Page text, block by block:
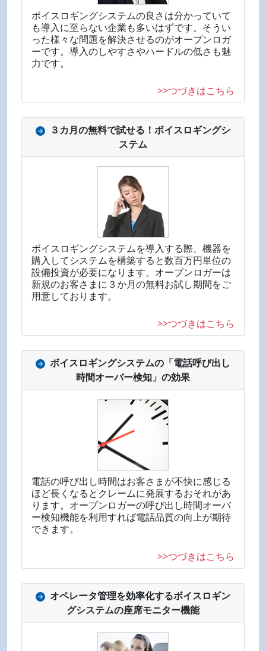
ボイスロギングシステムの良さは分かっていて
も導入に至らない企業も多いはずです。そうい
った様々な問題を解決させるのがオープンロガ
ーです。導入のしやすさやハードルの低さも魅
力です。
>>つづきはこちら
３カ月の無料で試せる！ボイスロギングシ
ステム
ボイスロギングシステムを導入する際、機器を
購入してシステムを構築すると数百万円単位の
設備投資が必要になります。オープンロガーは
新規のお客さまに３か月の無料お試し期間をご
用意しております。
>>つづきはこちら
ボイスロギングシステムの「電話呼び出し
時間オーバー検知」の効果
電話の呼び出し時間はお客さまが不快に感じる
ほど長くなるとクレームに発展するおそれがあ
ります。オープンロガーの呼び出し時間オーバ
ー検知機能を利用すれば電話品質の向上が期待
できます。
>>つづきはこちら
オペレータ管理を効率化するボイスロギン
グシステムの座席モニター機能